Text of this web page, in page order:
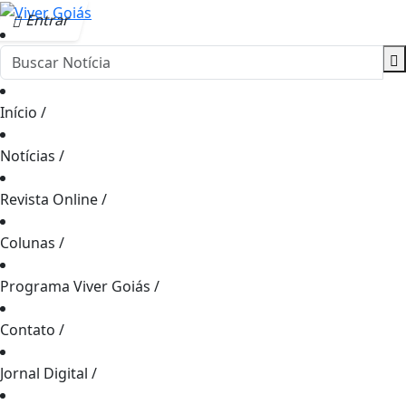
Entrar
Início /
Notícias /
Revista Online/
Colunas /
Programa Viver Goiás /
Contato /
Jornal Digital /